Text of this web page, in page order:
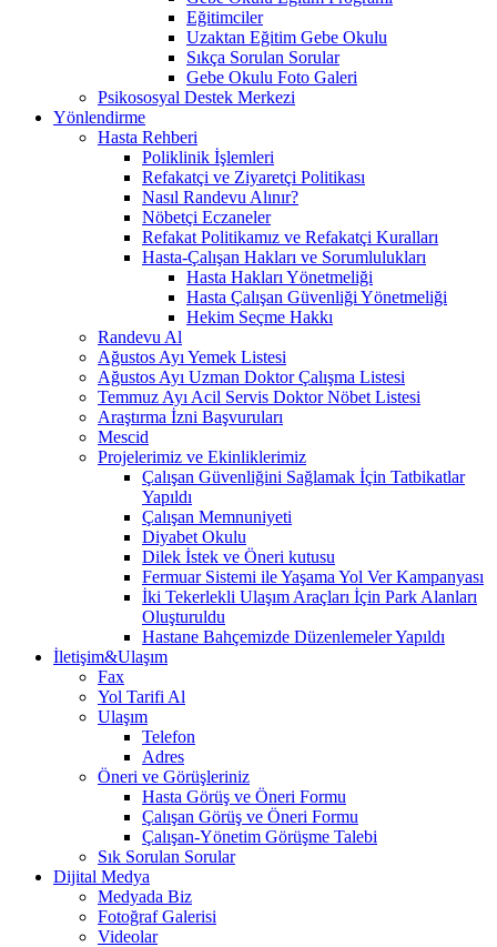
Eğitimciler
Uzaktan Eğitim Gebe Okulu
Sıkça Sorulan Sorular
Gebe Okulu Foto Galeri
Psikososyal Destek Merkezi
Yönlendirme
Hasta Rehberi
Poliklinik İşlemleri
Refakatçi ve Ziyaretçi Politikası
Nasıl Randevu Alınır?
Nöbetçi Eczaneler
Refakat Politikamız ve Refakatçi Kuralları
Hasta-Çalışan Hakları ve Sorumlulukları
Hasta Hakları Yönetmeliği
Hasta Çalışan Güvenliği Yönetmeliği
Hekim Seçme Hakkı
Randevu Al
Ağustos Ayı Yemek Listesi
Ağustos Ayı Uzman Doktor Çalışma Listesi
Temmuz Ayı Acil Servis Doktor Nöbet Listesi
Araştırma İzni Başvuruları
Mescid
Projelerimiz ve Ekinliklerimiz
Çalışan Güvenliğini Sağlamak İçin Tatbikatlar
Yapıldı
Çalışan Memnuniyeti
Diyabet Okulu
Dilek İstek ve Öneri kutusu
Fermuar Sistemi ile Yaşama Yol Ver Kampanyası
İki Tekerlekli Ulaşım Araçları İçin Park Alanları
Oluşturuldu
Hastane Bahçemizde Düzenlemeler Yapıldı
İletişim&Ulaşım
Fax
Yol Tarifi Al
Ulaşım
Telefon
Adres
Öneri ve Görüşleriniz
Hasta Görüş ve Öneri Formu
Çalışan Görüş ve Öneri Formu
Çalışan-Yönetim Görüşme Talebi
Sık Sorulan Sorular
Dijital Medya
Medyada Biz
Fotoğraf Galerisi
Videolar